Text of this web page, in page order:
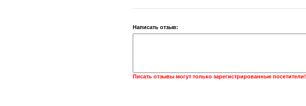
Написать отзыв:
Писать отзывы могут только зарегистрированные посетители!